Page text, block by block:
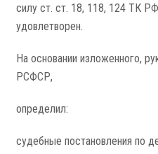
силу ст. ст. 18, 118, 124 ТК
удовлетворен.
На основании изложенного,
РСФСР,
определил:
судебные постановления по